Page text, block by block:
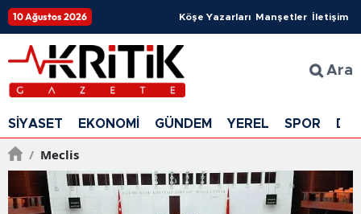
10 Ağustos 2026 Köşe Yazarları Manşetler İletişim
Ara
SİYASET EKONOMİ GÜNDEM YEREL SPOR
/ Meclis